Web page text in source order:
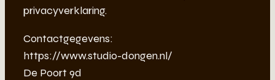
privacyverklaring.
Contactgegevens:
https://www.studio-dongen.nl/
De Poort 9d